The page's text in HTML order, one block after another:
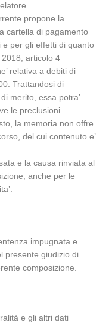
propone la
cartella di pagamento
per gli effetti di quanto
articolo 4
relativa a debiti di
Trattandosi di
merito, essa potra’
le preclusioni
la memoria non offre
del cui contenuto e’
e la causa rinviata al
anche per le
impugnata e
presente giudizio di
composizione.
e gli altri dati